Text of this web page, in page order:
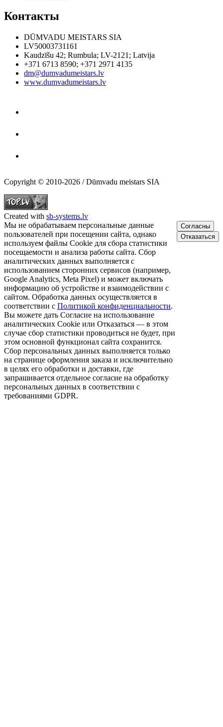
Контакты
DŪMVADU MEISTARS SIA
LV50003731161
Kaudzīšu 42; Rumbula; LV-2121 ; Latvija
+371 6713 8590; +371 2971 4135
dm@dumvadumeistars.lv
www.dumvadumeistars.lv
Copyright © 2010-2026 / Dūmvadu meistars SIA
Created with sb-systems.lv
Мы не обрабатываем персональные данные
пользователей при посещении сайта, однако
используем файлы Cookie для сбора статистики
посещаемости и анализа работы сайта. Сбор
аналитических данных выполняется с
использованием сторонних сервисов (например,
Google Analytics, Meta Pixel) и может включать
информацию об устройстве и взаимодействии с
сайтом. Обработка данных осуществляется в
соответствии с Политикой конфиденциальности.
Вы можете дать Согласие на использование
аналитических Cookie или Отказаться — в этом
случае сбор статистики проводиться не будет, при
этом основной функционал сайта сохранится.
Сбор персональных данных выполняется только
на странице оформления заказа и исключительно
в целях его обработки и доставки, где
запрашивается отдельное согласие на обработку
персональных данных в соответствии с
требованиями GDPR.
Согласны
Отказаться